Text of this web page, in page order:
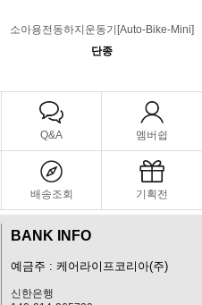
소아용전동하지운동기[Auto-Bike-Mini]
단종
Q&A 멤버쉽
배송조회 기획전
BANK INFO
예금주 : 케어라이프코리아(주)
신한은행